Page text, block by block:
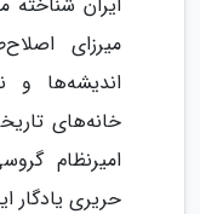
میرزای
اندیشه‌ها و
خانه‌های
امیرنظام
حریری یادگار